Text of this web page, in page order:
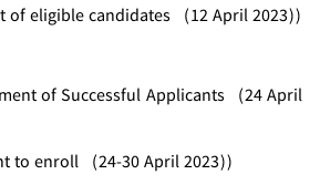
candidates (12 April 2023))
Successful Applicants (24 April
(24-30 April 2023))